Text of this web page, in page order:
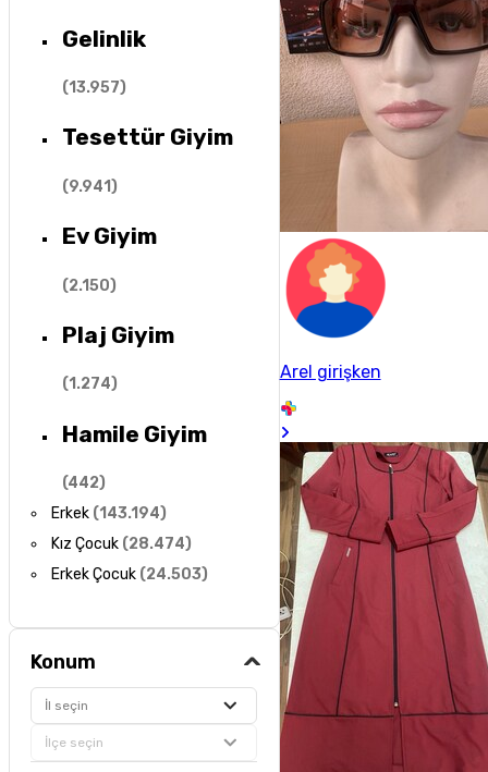
Gelinlik
(13.957)
Tesettür Giyim
(9.941)
Ev Giyim
(2.150)
Plaj Giyim
(1.274)
Hamile Giyim
(442)
Erkek (143.194)
Kız Çocuk (28.474)
Erkek Çocuk (24.503)
Konum
İl seçin
İlçe seçin
Arel girişken